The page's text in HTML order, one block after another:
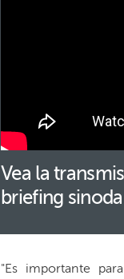
Vea la
briefing
"Es importante